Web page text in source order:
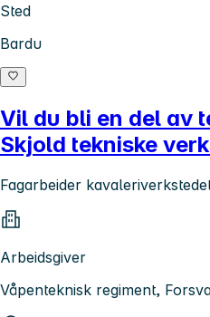
Sted
Bardu
Vil du bli en del av
Skjold tekniske
Fagarbeider
Arbeidsgiver
Våpenteknisk regiment,